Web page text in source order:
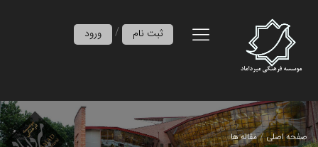
ورود / ثبت نام
صفحه اصلی مقاله ها